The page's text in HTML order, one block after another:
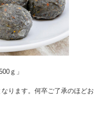
ｇ」
ります。何卒ご了承のほどお